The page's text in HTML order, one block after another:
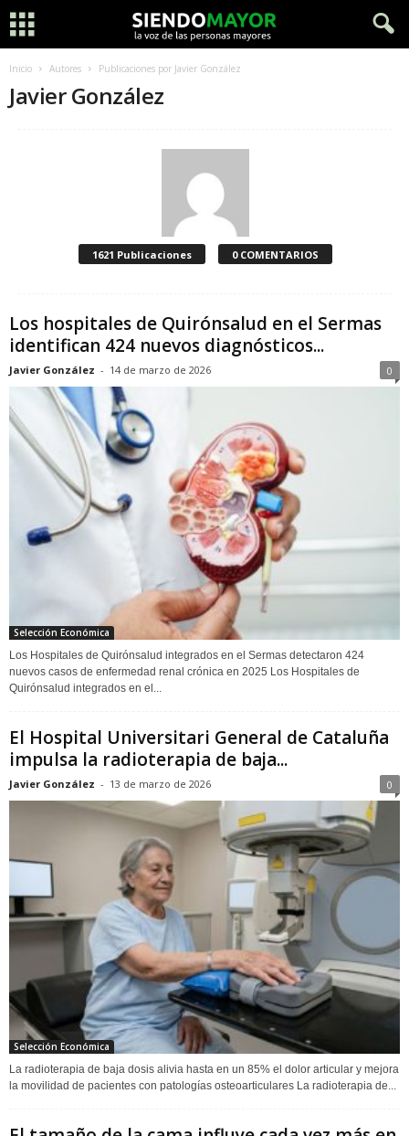
Inicio Autores Publicaciones por Javier González
Javier González
1621 Publicaciones 0 COMENTARIOS
Los hospitales de Quirónsalud en el Sermas
identifican 424 nuevos diagnósticos...
Javier González - 14 de marzo de 2026 0
Selección Económica
Los Hospitales de Quirónsalud integrados en el Sermas detectaron 424
nuevos casos de enfermedad renal crónica en 2025 Los Hospitales de
Quirónsalud integrados en el...
El Hospital Universitari General de Cataluña
impulsa la radioterapia de baja...
Javier González - 13 de marzo de 2026 0
Selección Económica
La radioterapia de baja dosis alivia hasta en un 85% el dolor articular y mejora
la movilidad de pacientes con patologías osteoarticulares La radioterapia de...